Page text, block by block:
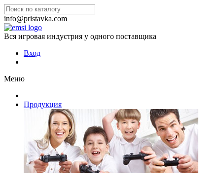
info@pristavka.com
Вся игровая индустрия у одного поставщика
Вход
Меню
Продукция